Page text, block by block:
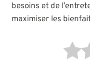
besoins et de
maximiser les